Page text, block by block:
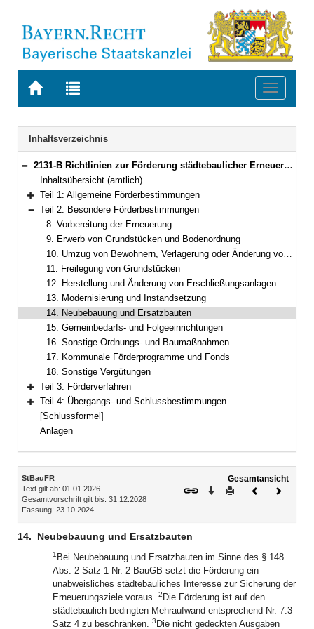
Zur
BAYERN.RECHT
Zur
letzten
Suche
Toggle
Navigation
Inhaltsverzeichnis
Bereich reduzieren
2131-B Richtlinien zur Förderung städtebaulicher Erneuerungsmaßnahmen (Städtebauförderungsrichtlinien – StBauFR) Bekanntmachung des Bayerischen Staatsministeriums für Wohnen, Bau und Verkehr vom 23. Oktober 2024, Az. 36-4607.1-6-1 (BayMBl. Nr. 524 )
Inhaltsübersicht (amtlich)
Bereich erweitern
Teil 1: Allgemeine Förderbestimmungen
Bereich reduzieren
Teil 2: Besondere Förderbestimmungen
8. Vorbereitung der Erneuerung
9. Erwerb von Grundstücken und Bodenordnung
10. Umzug von Bewohnern, Verlagerung oder Änderung von Betrieben
11. Freilegung von Grundstücken
12. Herstellung und Änderung von Erschließungsanlagen
13. Modernisierung und Instandsetzung
14. Neubebauung und Ersatzbauten
15. Gemeinbedarfs- und Folgeeinrichtungen
16. Sonstige Ordnungs- und Baumaßnahmen
17. Kommunale Förderprogramme und Fonds
18. Sonstige Vergütungen
Bereich erweitern
Teil 3: Förderverfahren
Bereich erweitern
Teil 4: Übergangs- und Schlussbestimmungen
[Schlussformel]
Anlagen
Inhalt
StBauFR
Text gilt ab: 01.01.2026
Gesamtvorschrift gilt bis: 31.12.2028
Fassung: 23.10.2024
Gesamtansicht
Download
DruckenVorheriges
14. Neubebauung und Ersatzbauten
1 Bei Neubebauung und Ersatzbauten im Sinne des § 148
Abs. 2 Satz 1 Nr. 2 BauGB setzt die Förderung ein
unabweisliches städtebauliches Interesse zur Sicherung der
Erneuerungsziele voraus. 2 Die Förderung ist auf den
städtebaulich bedingten Mehraufwand entsprechend Nr. 7.3
Satz 4 zu beschränken. 3 Die nicht gedeckten Ausgaben